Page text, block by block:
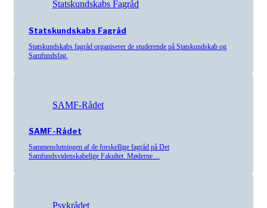
Statskundskabs Fagråd
Statskundskabs Fagråd
Statskundskabs fagråd organiserer de studerende på Statskundskab og
Samfundsfag.
SAMF-Rådet
SAMF-Rådet
Sammenslutningen af de forskellige fagråd på Det
Samfundsvidenskabelige Fakultet. Møderne…
Psykrådet